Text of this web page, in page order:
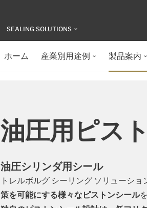
SEALING SOLUTIONS
ホーム 産業別用途例 製品案内
油圧用ピス
油圧シリンダ用シール
トレルボルグ シーリング ソリューショ
策を可能にする様々なピストンシール